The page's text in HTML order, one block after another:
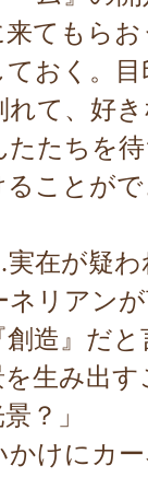
来てもら
おく。
れて、好
たたちを
ることが
在が疑
リアン
創造』だ
を生み出
？」
けにカ